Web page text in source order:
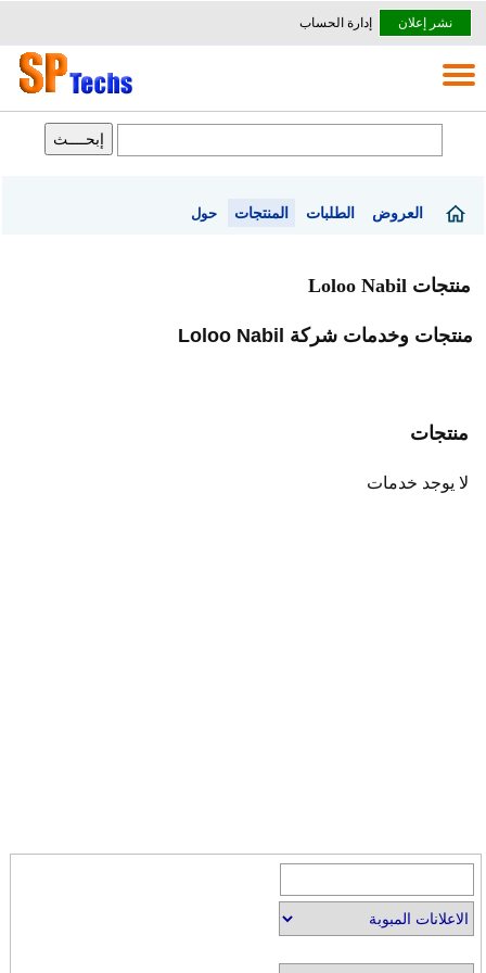
نشر إعلان إدارة الحساب
العروض الطلبات المنتجات حول
منتجات Loloo Nabil
منتجات وخدمات شركة Loloo Nabil
منتجات
لا يوجد خدمات